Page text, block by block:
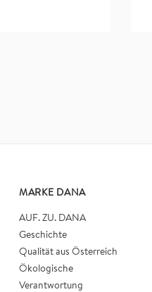
MARKE DANA
AUF. ZU. DANA
Geschichte
Qualität aus Österreich
Ökologische
Verantwortung